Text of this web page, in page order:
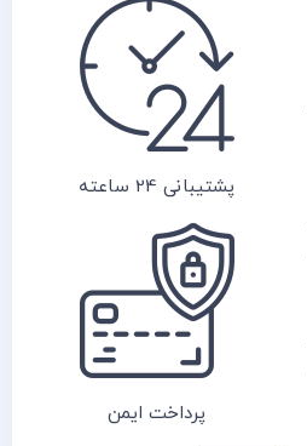
پشتیبانی 24 ساعته
پرداخت ایمن